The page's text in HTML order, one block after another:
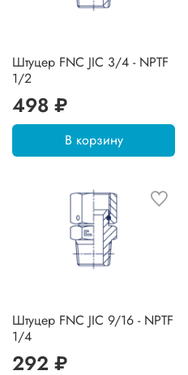
Штуцер FNC JIC 3/4 - NPTF
1/2
498 ₽
В корзину
Штуцер FNC JIC 9/16 - NPTF
1/4
292 ₽